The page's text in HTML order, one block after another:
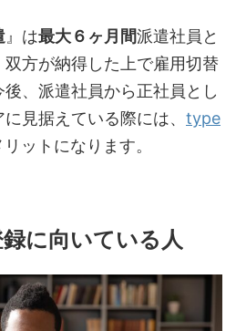
』は最大６ヶ月間派遣社員と
双方が納得した上で雇用切替
、派遣社員から正社員とし
見据えている際には、 type
ットになります。
に向いている人